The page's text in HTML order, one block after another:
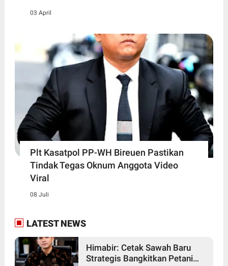
03 April
Plt Kasatpol PP-WH Bireuen Pastikan
Tindak Tegas Oknum Anggota Video
Viral
08 Juli
LATEST NEWS
Himabir: Cetak Sawah Baru
Strategis Bangkitkan Petani